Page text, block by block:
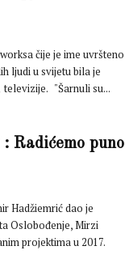
čije je ime uvršteno
ljudi u svijetu bila je
"Šarnuli su...
Radićemo puno
Hadžiemrić dao je
Oslobođenje, Mirzi
projektima u 2017.